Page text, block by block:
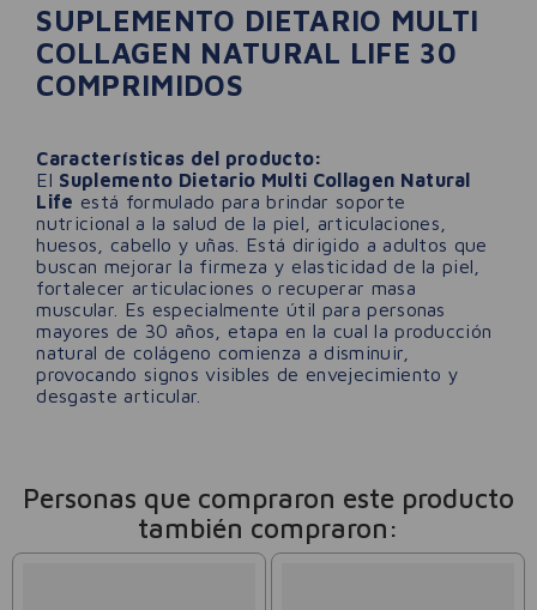
SUPLEMENTO DIETARIO MULTI
COLLAGEN NATURAL LIFE 30
COMPRIMIDOS
Características del producto:
El Suplemento Dietario Multi Collagen Natural
Life está formulado para brindar soporte
nutricional a la salud de la piel, articulaciones,
huesos, cabello y uñas. Está dirigido a adultos que
buscan mejorar la firmeza y elasticidad de la piel,
fortalecer articulaciones o recuperar masa
muscular. Es especialmente útil para personas
mayores de 30 años, etapa en la cual la producción
natural de colágeno comienza a disminuir,
provocando signos visibles de envejecimiento y
desgaste articular.
Personas que compraron este producto
también compraron: